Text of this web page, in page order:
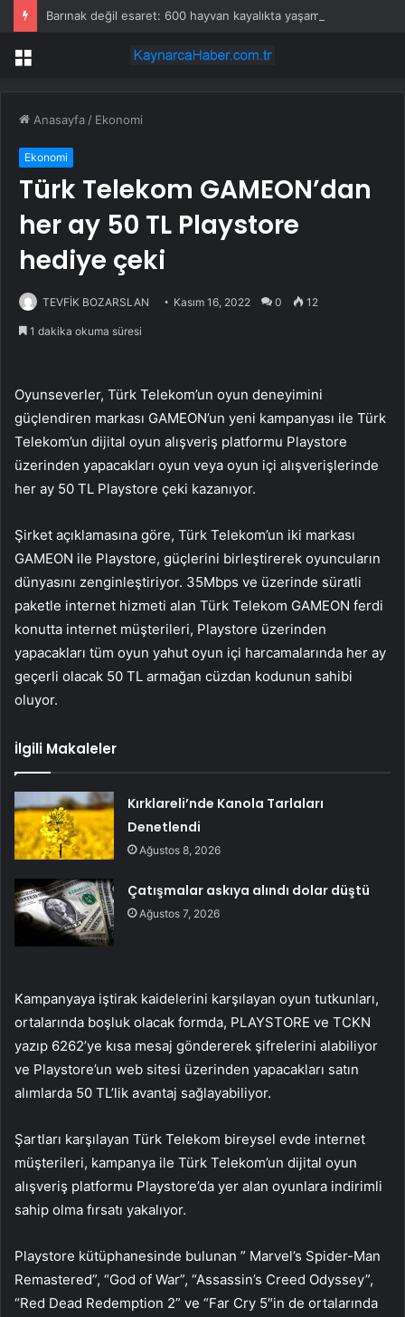
Menü
Anasayfa / Ekonomi
Ekonomi
Türk Telekom GAMEON’dan
her ay 50 TL Playstore
hediye çeki
TEVFİK BOZARSLAN Kasım 16, 2022 0 12
1 dakika okuma süresi
Oyunseverler, Türk Telekom’un oyun deneyimini
güçlendiren markası GAMEON’un yeni kampanyası ile Türk
Telekom’un dijital oyun alışveriş platformu Playstore
üzerinden yapacakları oyun veya oyun içi alışverişlerinde
her ay 50 TL Playstore çeki kazanıyor.
Şirket açıklamasına göre, Türk Telekom’un iki markası
GAMEON ile Playstore, güçlerini birleştirerek oyuncuların
dünyasını zenginleştiriyor. 35Mbps ve üzerinde süratli
paketle internet hizmeti alan Türk Telekom GAMEON ferdi
konutta internet müşterileri, Playstore üzerinden
yapacakları tüm oyun yahut oyun içi harcamalarında her ay
geçerli olacak 50 TL armağan cüzdan kodunun sahibi
oluyor.
İlgili Makaleler
Kırklareli’nde Kanola Tarlaları
Denetlendi
Ağustos 8, 2026
Çatışmalar askıya alındı dolar düştü
Ağustos 7, 2026
Kampanyaya iştirak kaidelerini karşılayan oyun tutkunları,
ortalarında boşluk olacak formda, PLAYSTORE ve TCKN
yazıp 6262’ye kısa mesaj göndererek şifrelerini alabiliyor
ve Playstore’un web sitesi üzerinden yapacakları satın
alımlarda 50 TL’lik avantaj sağlayabiliyor.
Şartları karşılayan Türk Telekom bireysel evde internet
müşterileri, kampanya ile Türk Telekom’un dijital oyun
alışveriş platformu Playstore’da yer alan oyunlara indirimli
sahip olma fırsatı yakalıyor.
Playstore kütüphanesinde bulunan ” Marvel’s Spider-Man
Remastered”, “God of War”, “Assassin’s Creed Odyssey”,
“Red Dead Redemption 2” ve “Far Cry 5″in de ortalarında